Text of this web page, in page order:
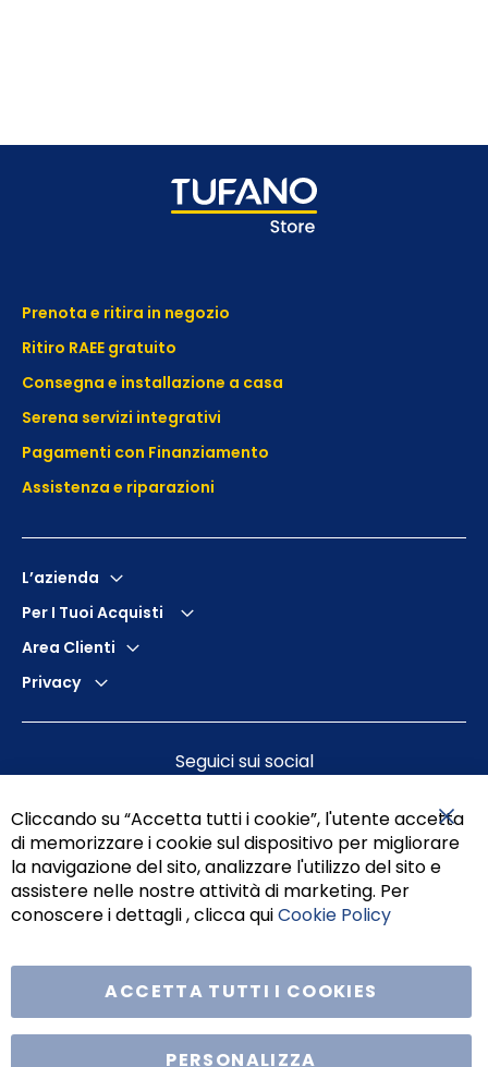
Prenota e ritira in negozio
Ritiro RAEE gratuito
Consegna e installazione a casa
Serena servizi integrativi
Pagamenti con Finanziamento
Assistenza e riparazioni
L’azienda
Per I Tuoi Acquisti
Area Clienti
Privacy
Seguici sui social
Principe di Piemonte 199, cap. 80026 Casoria (NA) - C.F. 05834470634 -
Cliccando su “Accetta tutti i cookie”, l'utente accetta
di memorizzare i cookie sul dispositivo per migliorare
la navigazione del sito, analizzare l'utilizzo del sito e
assistere nelle nostre attività di marketing. Per
conoscere i dettagli , clicca quiCookie Policy
ACCETTA TUTTI I COOKIES
PERSONALIZZA